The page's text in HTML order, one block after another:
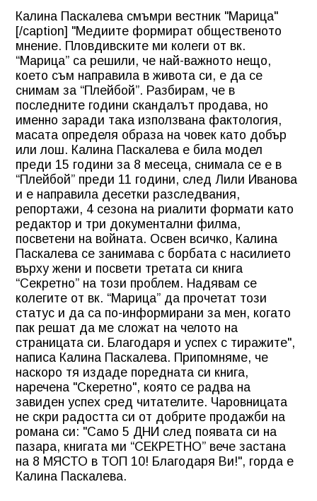
Калина Паскалева смъмри вестник "Марица"
[/caption] "Медиите формират общественото
мнение. Пловдивските ми колеги от вк.
“Марица” са решили, че най-важното нещо,
което съм направила в живота си, е да се
снимам за “Плейбой”. Разбирам, че в
последните години скандалът продава, но
именно заради така използвана фактология,
масата определя образа на човек като добър
или лош. Калина Паскалева е била модел
преди 15 години за 8 месеца, снимала се е в
“Плейбой” преди 11 години, след Лили Иванова
и е направила десетки разследвания,
репортажи, 4 сезона на риалити формати като
редактор и три документални филма,
посветени на войната. Освен всичко, Калина
Паскалева се занимава с борбата с насилието
върху жени и посвети третата си книга
“Секретно” на този проблем. Надявам се
колегите от вк. “Марица” да прочетат този
статус и да са по-информирани за мен, когато
пак решат да ме сложат на челото на
страницата си. Благодаря и успех с тиражите",
написа Калина Паскалева. Припомняме, че
наскоро тя издаде поредната си книга,
наречена "Скеретно", която се радва на
завиден успех сред читателите. Чаровницата
не скри радостта си от добрите продажби на
романа си: "Само 5 ДНИ след появата си на
пазара, книгата ми “СЕКРЕТНО” вече застана
на 8 МЯСТО в ТОП 10! Благодаря Ви!", горда е
Калина Паскалева.